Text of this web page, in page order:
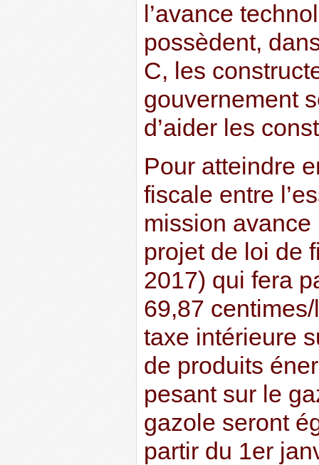
l’avance
possèdent,
C, les
gouvernement
d’aider les
Pour atteindre
fiscale entre
mission
projet de loi de
2017) qui fera
69,87
taxe intérieure
de produits
pesant sur le
gazole seront
partir du 1er